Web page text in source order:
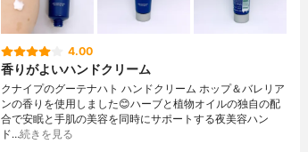
4.00
香りがよいハンドクリーム
クナイプのグーテナハト ハンドクリーム ホップ＆バレリア
ンの香りを使用しました😊ハーブと植物オイルの独自の配
合で安眠と手肌の美容を同時にサポートする夜美容ハン
ド…続きを見る